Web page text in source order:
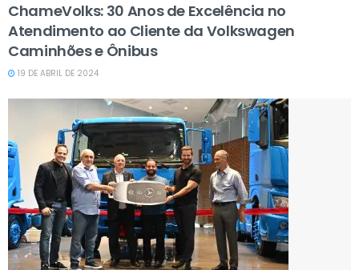
ChameVolks: 30 Anos de Excelência no
Atendimento ao Cliente da Volkswagen
Caminhões e Ônibus
19 DE ABRIL DE 2024